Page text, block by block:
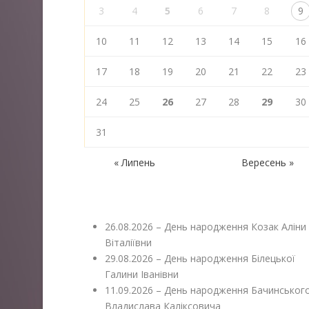
3 4 5 6 7 8 9
10 11 12 13 14 15 16
17 18 19 20 21 22 23
24 25 26 27 28 29 30
31
« Липень Вересень »
26.08.2026 – День народження Козак Аліни
Віталіївни
29.08.2026 – День народження Білецької
Галини Іванівни
11.09.2026 – День народження
Владислава Каліксовича